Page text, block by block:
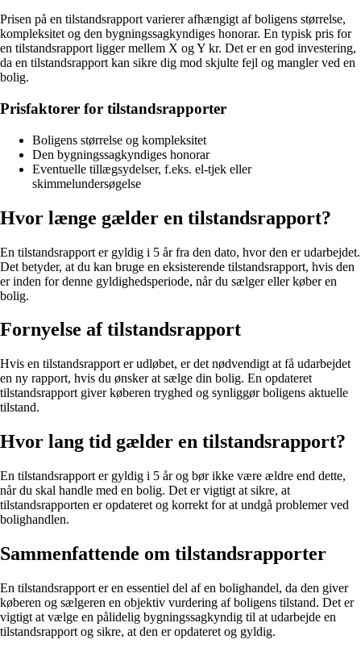
Prisen på en tilstandsrapport varierer afhængigt af boligens størrelse,
kompleksitet og den bygningssagkyndiges honorar. En typisk pris for
en tilstandsrapport ligger mellem X og Y kr. Det er en god investering,
da en tilstandsrapport kan sikre dig mod skjulte fejl og mangler ved en
bolig.
Prisfaktorer for tilstandsrapporter
Boligens størrelse og kompleksitet
Den bygningssagkyndiges honorar
Eventuelle tillægsydelser, f.eks. el-tjek eller
skimmelundersøgelse
Hvor længe gælder en tilstandsrapport?
En tilstandsrapport er gyldig i 5 år fra den dato, hvor den er udarbejdet.
Det betyder, at du kan bruge en eksisterende tilstandsrapport, hvis den
er inden for denne gyldighedsperiode, når du sælger eller køber en
bolig.
Fornyelse af tilstandsrapport
Hvis en tilstandsrapport er udløbet, er det nødvendigt at få udarbejdet
en ny rapport, hvis du ønsker at sælge din bolig. En opdateret
tilstandsrapport giver køberen tryghed og synliggør boligens aktuelle
tilstand.
Hvor lang tid gælder en tilstandsrapport?
En tilstandsrapport er gyldig i 5 år og bør ikke være ældre end dette,
når du skal handle med en bolig. Det er vigtigt at sikre, at
tilstandsrapporten er opdateret og korrekt for at undgå problemer ved
bolighandlen.
Sammenfattende om tilstandsrapporter
En tilstandsrapport er en essentiel del af en bolighandel, da den giver
køberen og sælgeren en objektiv vurdering af boligens tilstand. Det er
vigtigt at vælge en pålidelig bygningssagkyndig til at udarbejde en
tilstandsrapport og sikre, at den er opdateret og gyldig.